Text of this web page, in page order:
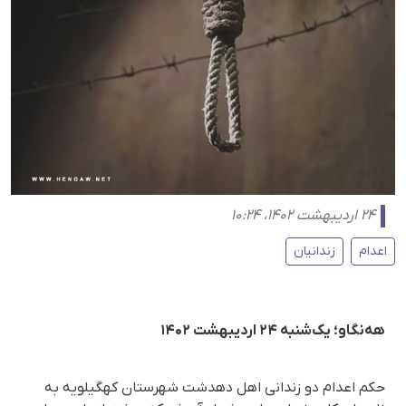
۲۴ اردیبهشت ۱۴۰۲، ۱۰:۲۴
اعدام زندانیان
هه‌نگاو؛ یک‌شنبه ۲۴ اردیبهشت ۱۴۰۲
حکم اعدام دو زندانی اهل دهدشت شهرستان کهگیلویه به